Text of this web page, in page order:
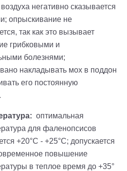
негативно сказывается
опрыскивание не
так как это вызывает
грибковыми и
болезнями;
накладывать мох в поддон
его постоянную
оптимальная
для фаленопсисов
+20°С - +25°С; допускается
повышение
в теплое время до +35°